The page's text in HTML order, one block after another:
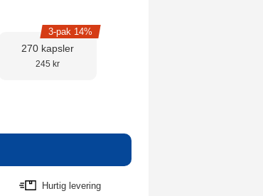
270 kapsler
245 kr
3-pak 14%
Hurtig levering